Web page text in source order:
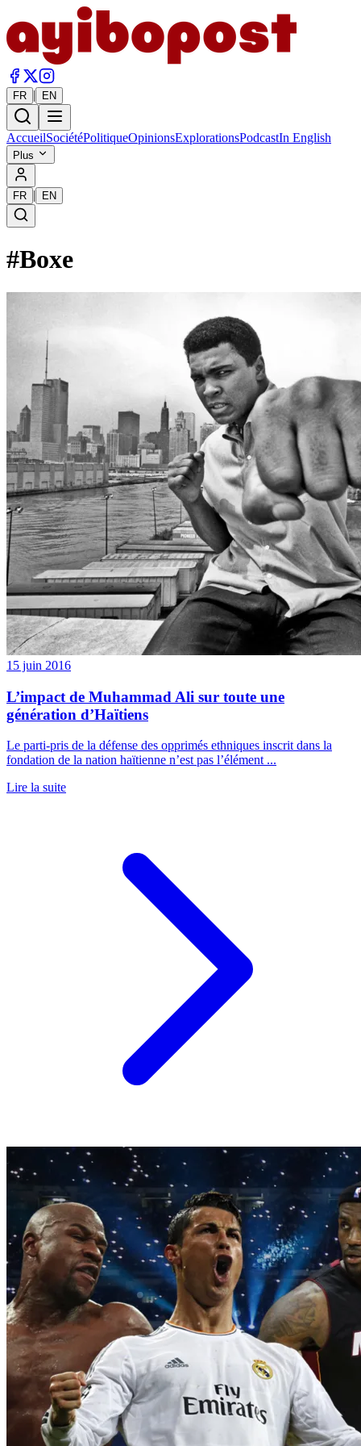
FR | EN
AccueilSociétéPolitiqueOpinionsExplorationsPodcastIn English
Plus
FR | EN
#Boxe
15 juin 2016
L’impact de Muhammad Ali sur toute une
génération d’Haïtiens
Le parti-pris de la défense des opprimés ethniques inscrit dans la
fondation de la nation haïtienne n’est pas l’élément ...
Lire la suite